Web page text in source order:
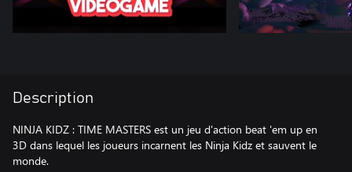
Description
NINJA KIDZ : TIME MASTERS est un jeu d'action beat 'em up en
3D dans lequel les joueurs incarnent les Ninja Kidz et sauvent le
monde.